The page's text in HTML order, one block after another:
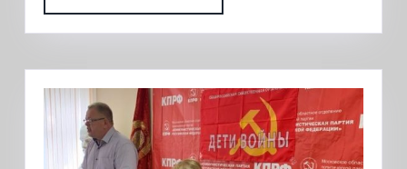
полностью